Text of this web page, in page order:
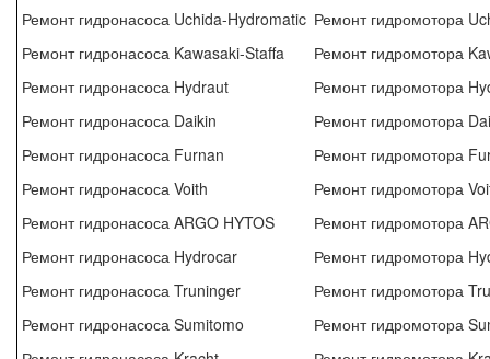
Ремонт гидронасоса Uchida-Hydromatic Ремонт гидромотора
Ремонт гидронасоса Kawasaki-Staffa
Ремонт гидромотора
Ремонт гидронасоса Hydraut
Ремонт гидромотора
Ремонт гидронасоса Daikin
Ремонт гидромотора
Ремонт гидронасоса Furnan
Ремонт гидромотора
Ремонт гидронасоса Voith
Ремонт гидромотора
Ремонт гидронасоса ARGO HYTOS
Ремонт гидромотора
Ремонт гидронасоса Hydrocar
Ремонт гидромотора
Ремонт гидронасоса Truninger
Ремонт гидромотора
Ремонт гидронасоса Sumitomo
Ремонт гидромотора